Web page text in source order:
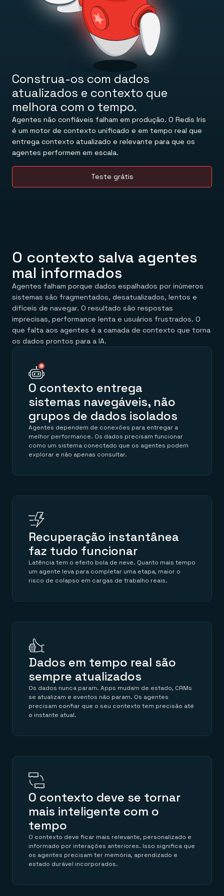
Memória gerenciada para salvar estado e contexto de
forma persistente.
Banco de dados em memória para cache e streaming.
Aproveite o contexto de qualquer lugar.
Redis LangCache
Redis Insight
Redis Data Integration
Clients & Conectores
BAIXE O REDIS
Downloads
LATEST
Lançamentos
Notícias & atualizações
VEJA COMO FUNCIONA
Visite a central de demos
Teste o Redis
Agende uma reunião
Construa-os com dados
atualizados e contexto que
melhora com o tempo.
Agentes não confiáveis falham em produção. O Redis Iris
é um motor de contexto unificado e em tempo real que
entrega contexto atualizado e relevante para que os
agentes performem em escala.
Teste grátis
O contexto salva agentes
mal informados
Agentes falham porque dados espalhados por inúmeros
sistemas são fragmentados, desatualizados, lentos e
difíceis de navegar. O resultado são respostas
imprecisas, performance lenta e usuários frustrados. O
que falta aos agentes é a camada de contexto que torna
os dados prontos para a IA.
O contexto entrega
sistemas navegáveis, não
grupos de dados isolados
Agentes dependem de conexões para entregar a
melhor performance. Os dados precisam funcionar
como um sistema conectado que os agentes podem
explorar e não apenas consultar.
Recuperação instantânea
faz tudo funcionar
Latência tem o efeito bola de neve. Quanto mais tempo
um agente leva para completar uma etapa, maior o
risco de colapso em cargas de trabalho reais.
Dados em tempo real são
sempre atualizados
Os dados nunca param. Apps mudam de estado, CRMs
se atualizam e eventos não param. Os agentes
precisam confiar que o seu contexto tem precisão até
o instante atual.
O contexto deve se tornar
mais inteligente com o
tempo
O contexto deve ficar mais relevante, personalizado e
informado por interações anteriores. Isso significa que
os agentes precisam ter memória, aprendizado e
estado durável incorporados.